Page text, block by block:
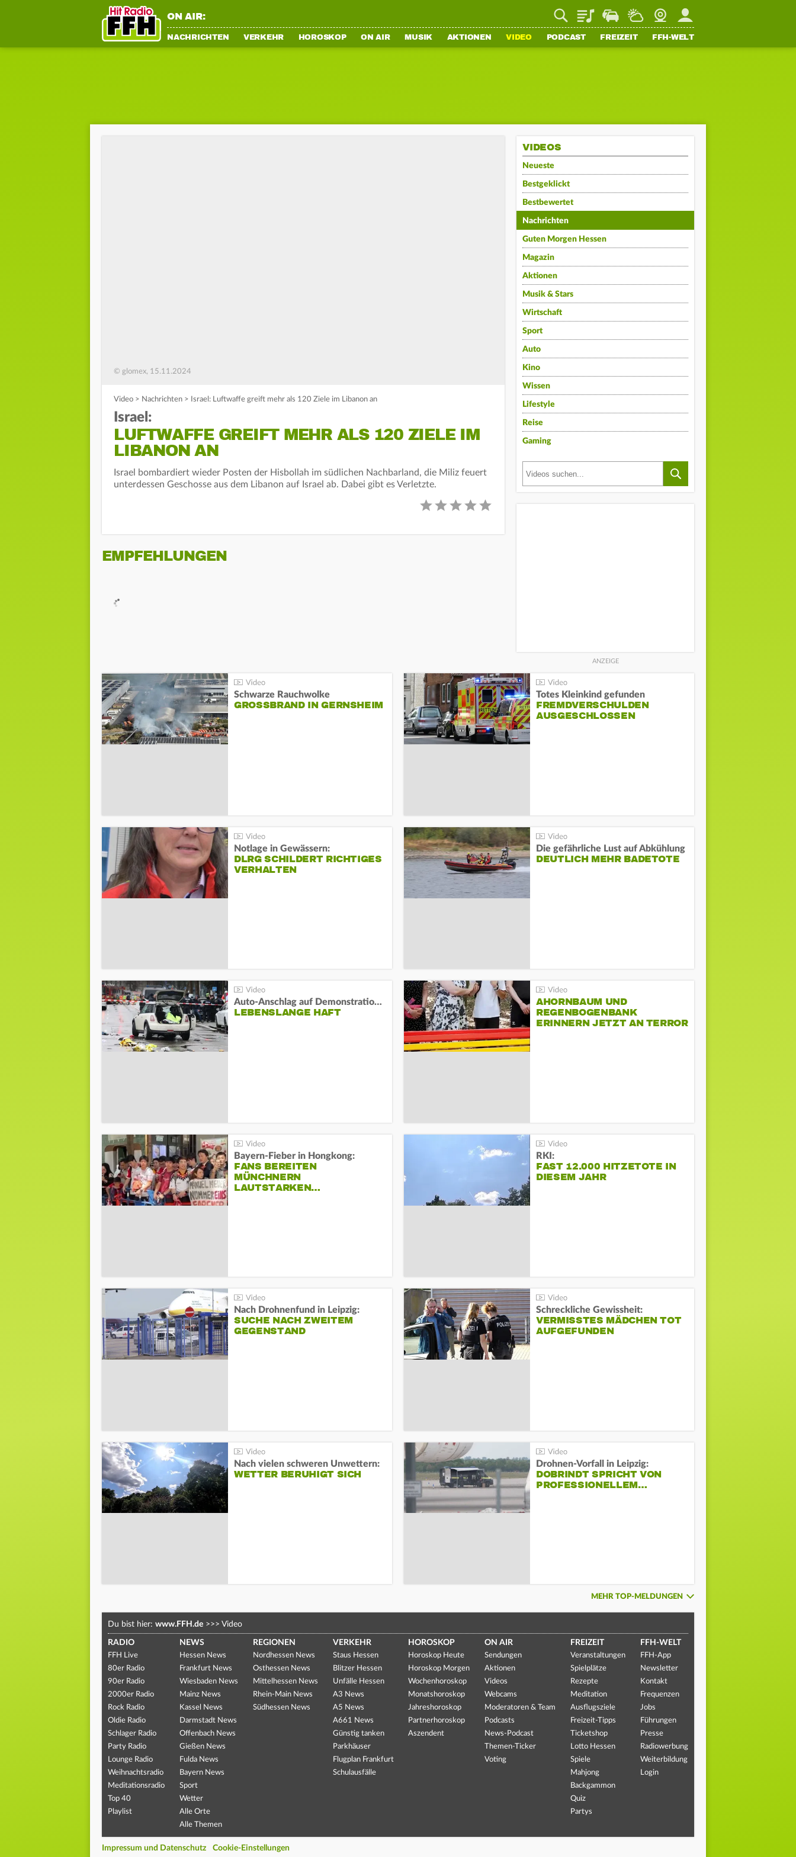
ON AIR: PlaylistStaupilotWetterWebcamMein FFH
NACHRICHTEN VERKEHR HOROSKOP ON AIR MUSIK AKTIONEN VIDEO PODCAST FREIZEIT FFH-WELT
© glomex, 15.11.2024
Video > Nachrichten > Israel: Luftwaffe greift mehr als 120 Ziele im Libanon an
Israel:
LUFTWAFFE GREIFT MEHR ALS 120 ZIELE IM
LIBANON AN
Israel bombardiert wieder Posten der Hisbollah im südlichen Nachbarland, die Miliz feuert
unterdessen Geschosse aus dem Libanon auf Israel ab. Dabei gibt es Verletzte.
EMPFEHLUNGEN
VIDEOS
Neueste
Bestgeklickt
Bestbewertet
Nachrichten
Guten Morgen Hessen
Magazin
Aktionen
Musik & Stars
Wirtschaft
Sport
Auto
Kino
Wissen
Lifestyle
Reise
Gaming
Schwarze Rauchwolke
GROSSBRAND IN GERNSHEIM
Totes Kleinkind gefunden
FREMDVERSCHULDEN
AUSGESCHLOSSEN
Notlage in Gewässern:
DLRG SCHILDERT RICHTIGES
VERHALTEN
Die gefährliche Lust auf Abkühlung
DEUTLICH MEHR BADETOTE
Auto-Anschlag auf Demonstration in München:
LEBENSLANGE HAFT
AHORNBAUM UND
REGENBOGENBANK
ERINNERN JETZT AN TERROR
Bayern-Fieber in Hongkong:
FANS BEREITEN
MÜNCHNERN
LAUTSTARKEN…
RKI:
FAST 12.000 HITZETOTE IN
DIESEM JAHR
Nach Drohnenfund in Leipzig:
SUCHE NACH ZWEITEM
GEGENSTAND
Schreckliche Gewissheit:
VERMISSTES MÄDCHEN TOT
AUFGEFUNDEN
Nach vielen schweren Unwettern:
WETTER BERUHIGT SICH
Drohnen-Vorfall in Leipzig:
DOBRINDT SPRICHT VON
PROFESSIONELLEM…
MEHR TOP-MELDUNGEN
Du bist hier: www.FFH.de >>> Video
RADIO
FFH Live
80er Radio
90er Radio
2000er Radio
Rock Radio
Oldie Radio
Schlager Radio
Party Radio
Lounge Radio
Weihnachtsradio
Meditationsradio
Top 40
Playlist
NEWS
Hessen News
Frankfurt News
Wiesbaden News
Mainz News
Kassel News
Darmstadt News
Offenbach News
Gießen News
Fulda News
Bayern News
Sport
Wetter
Alle Orte
Alle Themen
REGIONEN
Nordhessen News
Osthessen News
Mittelhessen News
Rhein-Main News
Südhessen News
VERKEHR
Staus Hessen
Blitzer Hessen
Unfälle Hessen
A3 News
A5 News
A661 News
Günstig tanken
Parkhäuser
Flugplan Frankfurt
Schulausfälle
HOROSKOP
Horoskop Heute
Horoskop Morgen
Wochenhoroskop
Monatshoroskop
Jahreshoroskop
Partnerhoroskop
Aszendent
ON AIR
Sendungen
Aktionen
Videos
Webcams
Moderatoren & Team
Podcasts
News-Podcast
Themen-Ticker
Voting
FREIZEIT
Veranstaltungen
Spielplätze
Rezepte
Meditation
Ausflugsziele
Freizeit-Tipps
Ticketshop
Lotto Hessen
Spiele
Mahjong
Backgammon
Quiz
Partys
FFH-WELT
FFH-App
Newsletter
Kontakt
Frequenzen
Jobs
Führungen
Presse
Radiowerbung
Weiterbildung
Login
Impressum und Datenschutz Cookie-Einstellungen